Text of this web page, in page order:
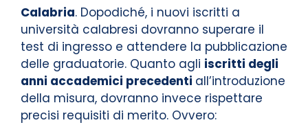
Calabria. Dopodiché, i nuovi iscritti a
università calabresi dovranno superare il
test di ingresso e attendere la pubblicazione
delle graduatorie. Quanto agli iscritti degli
anni accademici precedenti all’introduzione
della misura, dovranno invece rispettare
precisi requisiti di merito. Ovvero: